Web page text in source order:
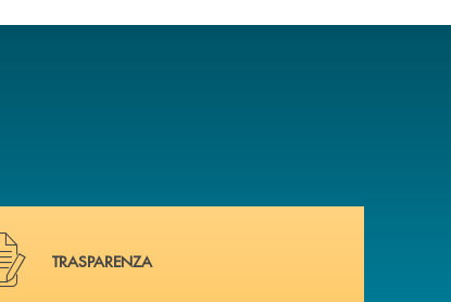
bisogno di alcuni documenti ? Vai alla pagina
TRASPARENZA